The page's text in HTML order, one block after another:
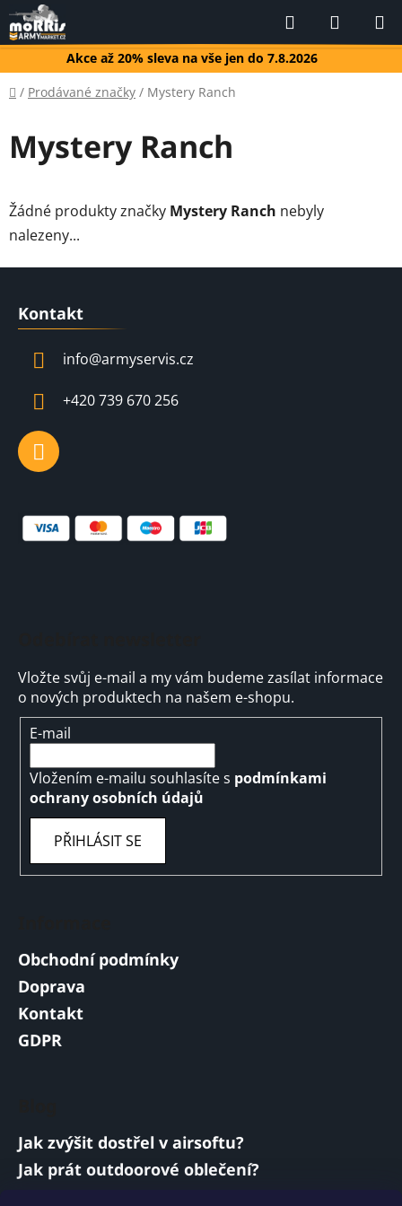
Přejít
na
obsah
Akce až 20% sleva na vše jen do 7.8.2026
Hledat
KOŠÍK
Domů
/ Prodávané značky / Mystery Ranch
Mystery Ranch
Žádné produkty značky Mystery Ranch nebyly
nalezeny...
Kontakt
info@armyservis.cz
+420 739 670 256
Vložte svůj e-mail a my vám budeme zasílat informace
o nových produktech na našem e-shopu.
E-mail
Vložením e-mailu souhlasíte s podmínkami
ochrany osobních údajů
PŘIHLÁSIT SE
Obchodní podmínky
Doprava
Kontakt
GDPR
Jak zvýšit dostřel v airsoftu?
Jak prát outdoorové oblečení?